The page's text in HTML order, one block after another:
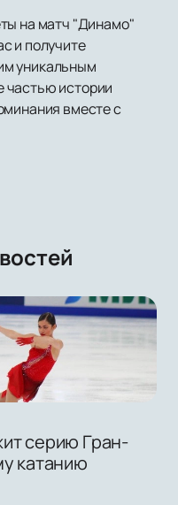
на матч "Динамо"
и получите
уникальным
частью истории
вместе с
серию Гран-
катанию